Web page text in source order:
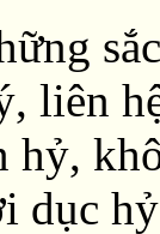
liên
hỷ,
dục